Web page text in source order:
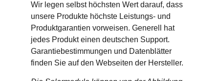
Wir legen selbst höchsten Wert darauf, dass
unsere Produkte höchste Leistungs- und
Produktgarantien vorweisen. Generell hat
jedes Produkt einen deutschen Support.
Garantiebestimmungen und Datenblätter
finden Sie auf den Webseiten der Hersteller.